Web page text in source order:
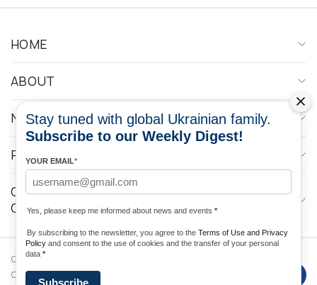
HOME
ABOUT
NEWS
PROGRAMS
CONTACTOS DE LOS MEDIOS DE
COMUNICACIÓN
Copyright © 2026 Ukrainian World
Congress. Desarrollado por
Stay tuned with global Ukrainian family.
Subscribe to our Weekly Digest!
YOUR EMAIL*
Yes, please keep me informed about news and events *
By subscribing to the newsletter, you agree to the Terms of Use and Privacy
Policy and consent to the use of cookies and the transfer of your personal
data *
Subscribe